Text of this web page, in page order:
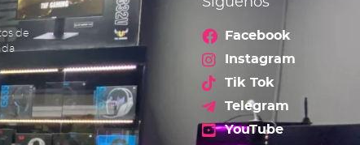
de
Facebook
Instagram
Tik Tok
Telegram
YouTube